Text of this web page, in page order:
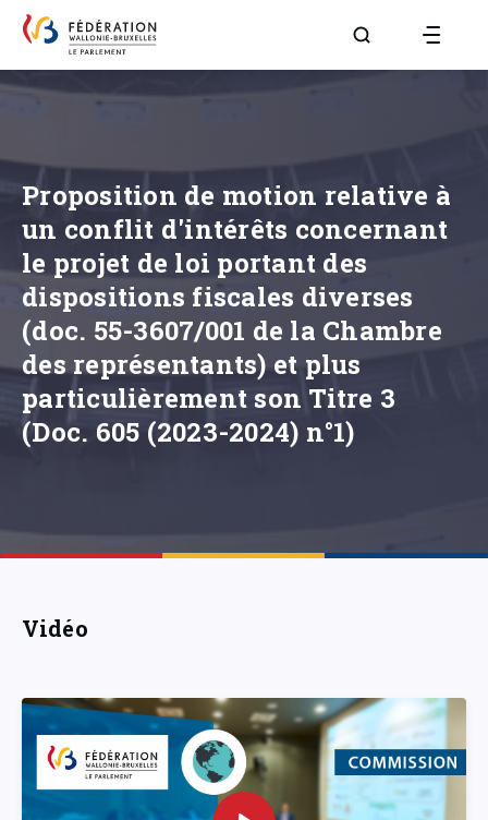
Aller à la page
Proposition de motion relative à
un conflit d'intérêts concernant
le projet de loi portant des
dispositions fiscales diverses
(doc. 55-3607/001 de la Chambre
des représentants) et plus
particulièrement son Titre 3
(Doc. 605 (2023-2024) n°1)
Vidéo